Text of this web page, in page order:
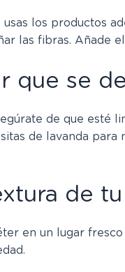
los productos
las fibras. Añade
que se
de que esté
de lavanda
de
en un lugar